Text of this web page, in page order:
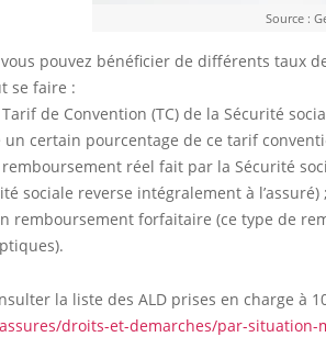
Source :
pouvez bénéficier de différents taux
se faire :
de Convention (TC) de la Sécurité
certain pourcentage de ce tarif
réel fait par la Sécurité
sociale reverse intégralement à l’assuré)
remboursement forfaitaire (ce type de
la liste des ALD prises en charge à
droits-et-demarches/par-